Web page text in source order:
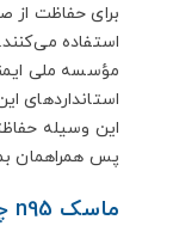
برای حفاظت از
استانداردهای
این وسیله
پس همراهمان
ماسک n95 چیست؟